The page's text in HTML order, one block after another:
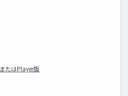
またはPlayer版